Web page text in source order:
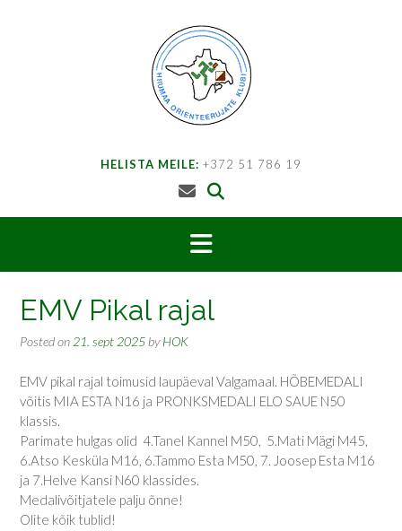
HELISTA MEILE: +372 51 786 19
EMV Pikal rajal
Posted on 21. sept 2025 byHOK
EMV pikal rajal toimusid laupäeval Valgamaal. HÕBEMEDALI
võitis MIA ESTA N16 ja PRONKSMEDALI ELO SAUE N50
klassis.
Parimate hulgas olid 4.Tanel Kannel M50, 5.Mati Mägi M45,
6.Atso Kesküla M16, 6.Tammo Esta M50, 7. Joosep Esta M16
ja 7.Helve Kansi N60 klassides.
Medalivõitjatele palju õnne!
Olite kõik tublid!